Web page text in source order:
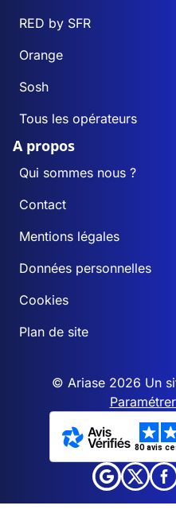
RED by SFR
Orange
Sosh
Tous les opérateurs
A propos
Qui sommes nous ?
Contact
Mentions légales
Données personnelles
Cookies
Plan de site
© Ariase 2026 Un
80 avis